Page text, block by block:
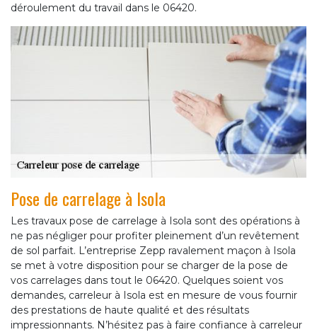
déroulement du travail dans le 06420.
Pose de carrelage à Isola
Les travaux pose de carrelage à Isola sont des opérations à
ne pas négliger pour profiter pleinement d’un revêtement
de sol parfait. L’entreprise Zepp ravalement maçon à Isola
se met à votre disposition pour se charger de la pose de
vos carrelages dans tout le 06420. Quelques soient vos
demandes, carreleur à Isola est en mesure de vous fournir
des prestations de haute qualité et des résultats
impressionnants. N’hésitez pas à faire confiance à carreleur